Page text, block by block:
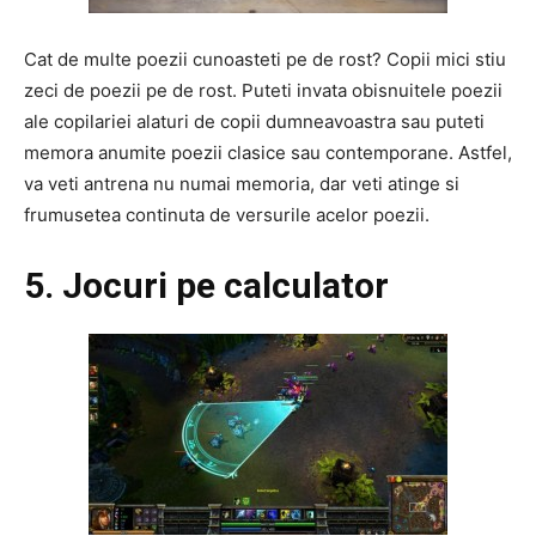
Cat de multe poezii cunoasteti pe de rost? Copii mici stiu
zeci de poezii pe de rost. Puteti invata obisnuitele poezii
ale copilariei alaturi de copii dumneavoastra sau puteti
memora anumite poezii clasice sau contemporane. Astfel,
va veti antrena nu numai memoria, dar veti atinge si
frumusetea continuta de versurile acelor poezii.
5. Jocuri pe calculator